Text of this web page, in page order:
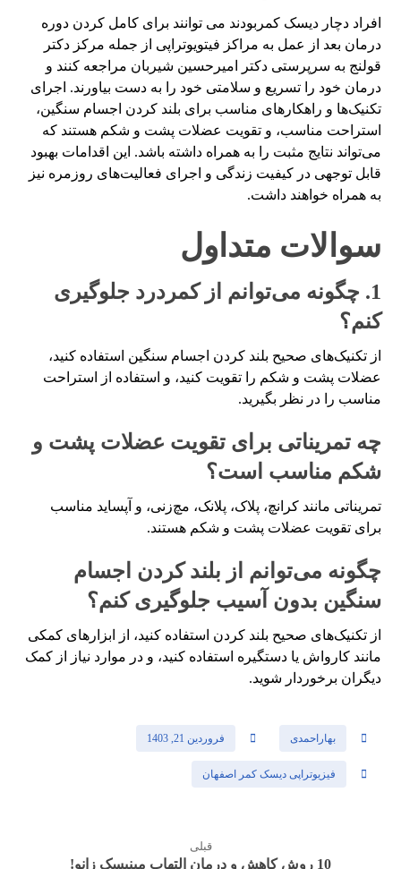
افراد دچار دیسک کمربودند می توانند برای کامل کردن دوره
درمان بعد از عمل به مراکز فیتویوتراپی از جمله مرکز دکتر
قولنج به سرپرستی دکتر امیرحسین شیربان مراجعه کنند و
درمان خود را تسریع و سلامتی خود را به دست بیاورند. اجرای
تکنیک‌ها و راهکارهای مناسب برای بلند کردن اجسام سنگین،
استراحت مناسب، و تقویت عضلات پشت و شکم هستند که
می‌تواند نتایج مثبت را به همراه داشته باشد. این اقدامات بهبود
قابل توجهی در کیفیت زندگی و اجرای فعالیت‌های روزمره نیز
به همراه خواهند داشت.
سوالات متداول
1. چگونه می‌توانم از کمردرد جلوگیری
کنم؟
از تکنیک‌های صحیح بلند کردن اجسام سنگین استفاده کنید،
عضلات پشت و شکم را تقویت کنید، و استفاده از استراحت
مناسب را در نظر بگیرید.
چه تمریناتی برای تقویت عضلات پشت و
شکم مناسب است؟
تمریناتی مانند کرانچ، پلاک، پلانک، مچ‌زنی، و آپساید مناسب
برای تقویت عضلات پشت و شکم هستند.
چگونه می‌توانم از بلند کردن اجسام
سنگین بدون آسیب جلوگیری کنم؟
از تکنیک‌های صحیح بلند کردن استفاده کنید، از ابزارهای کمکی
مانند کارواش یا دستگیره استفاده کنید، و در موارد نیاز از کمک
دیگران برخوردار شوید.
بهاراحمدی فروردین 21, 1403
فیزیوتراپی دیسک کمر اصفهان
قبلی
10 روش کاهش و درمان التهاب مینیسک زانو!